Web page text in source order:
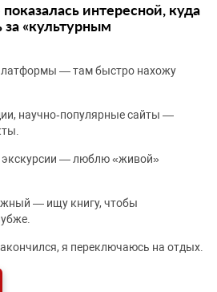
интересной, куда
«культурным
— там быстро нахожу
научно‑популярные сайты —
экскурсии — люблю «живой»
— ищу книгу, чтобы
я переключаюсь на отдых.